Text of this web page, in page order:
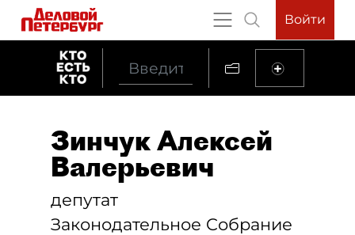
Войти
Зинчук Алексей
Валерьевич
депутат
Законодательное Cобрание